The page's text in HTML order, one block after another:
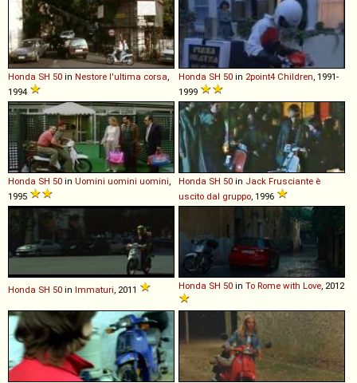
Honda SH 50 in Nestore l'ultima corsa
1994
Honda SH 50 in 2point4 Children , 1991-
1999
Honda SH 50 in Uomini uomini uomini
1995
Honda SH 50 in Jack Frusciante è
uscito dal gruppo , 1996
Honda SH 50 in Immaturi , 2011 Honda SH 50 in To Rome with Love , 2012